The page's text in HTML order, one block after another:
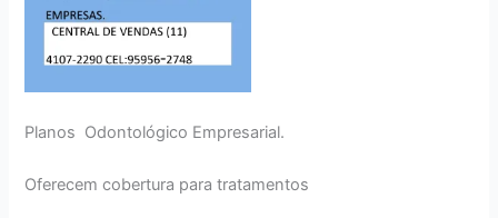
Planos Odontológico Empresarial.
Oferecem cobertura para tratamentos